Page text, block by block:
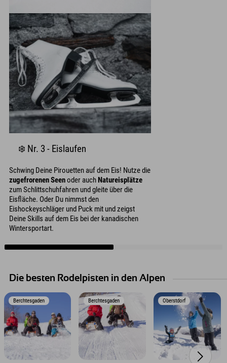
❄️ Nr. 3 - Eislaufen
Schwing Deine Pirouetten auf dem Eis! Nutze die
zugefrorenen Seenoder auchNatureisplätze
zum Schlittschuhfahren und gleite über die
Eisfläche. Oder Du nimmst den
Eishockeyschläger und Puck mit und zeigst
Deine Skills auf dem Eis bei der kanadischen
Wintersportart.
Die besten Rodelpisten in den Alpen
Berchtesgaden Berchtesgaden Oberstdorf